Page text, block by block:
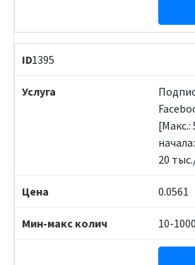
1395
[Макс.:
20
0.0561
10-